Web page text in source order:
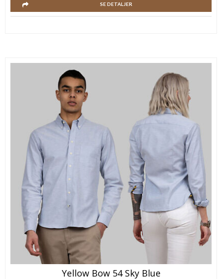
SE DETALJER
Yellow Bow 54 Sky Blue